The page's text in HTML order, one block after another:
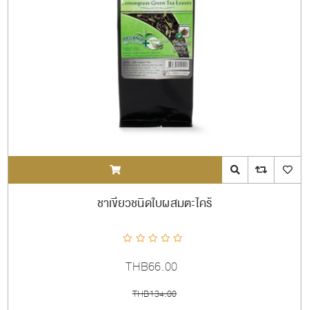
ADDTOCART Quick View
ชาเขียวชนิดใบผสมตะไคร้
THB66.00
THB134.00